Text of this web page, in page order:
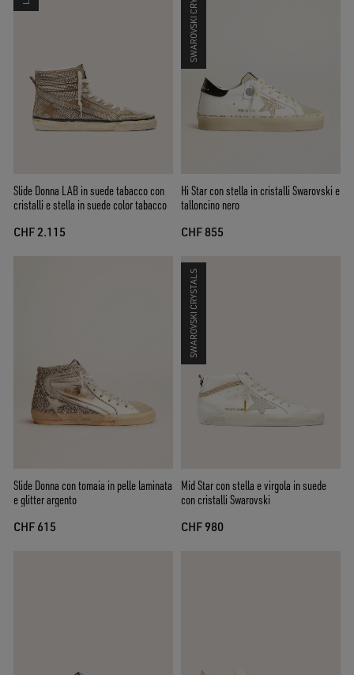
Slide Donna LAB in suede tabacco con
cristalli e stella in suede color tabacco
CHF 2.115
SWAROVSKI CRYSTALS
Hi Star con stella in cristalli Swarovski e
talloncino nero
CHF 855
Slide Donna con tomaia in pelle laminata
e glitter argento
CHF 615
SWAROVSKI CRYSTALS
Mid Star con stella e virgola in suede
con cristalli Swarovski
CHF 980